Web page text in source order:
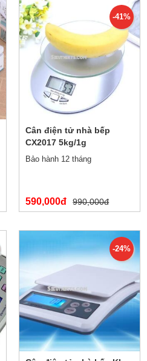
-41%
Cân điện tử nhà bếp
CX2017 5kg/1g
Bảo hành 12 tháng
590,000đ 990,000đ
-24%